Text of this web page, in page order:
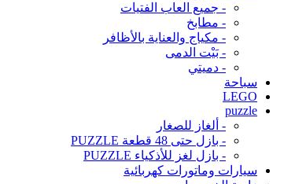
- جميع العاب الفتيات
- مطابخ
- مكياج والعناية بالأظافر
- بَيْت الدمى
- دميتي
سباحة
LEGO
puzzle
- ألغاز للصغار
- بازل حتى 48 قطعة PUZZLE
- بازل لغز للأذكياء PUZZLE
سيارات وماتورات كهربائية